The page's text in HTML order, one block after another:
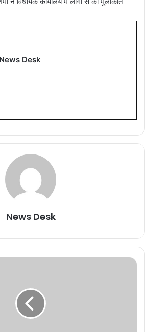
News Desk
News Desk